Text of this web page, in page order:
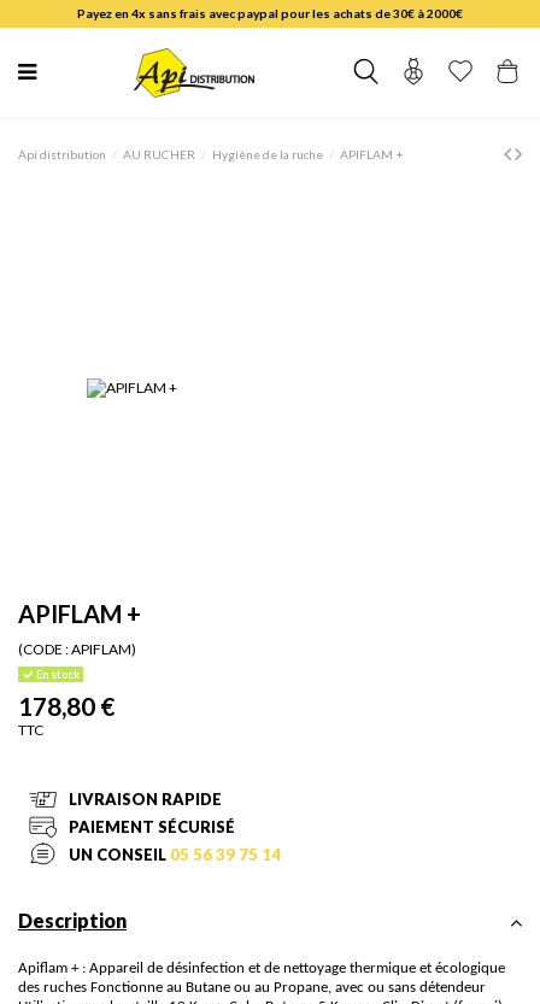
Payez en 4x sans frais avec paypal pour les achats de 30€ à 2000€
Api distribution AU RUCHER Hygiène de la ruche APIFLAM +
APIFLAM +
(CODE :APIFLAM)
En stock
178,80 €
TTC
LIVRAISON RAPIDE
PAIEMENT SÉCURISÉ
UN CONSEIL 05 56 39 75 14
Description
Apiflam + : Appareil de désinfection et de nettoyage thermique et écologique
des ruches Fonctionne au Butane ou au Propane, avec ou sans détendeur